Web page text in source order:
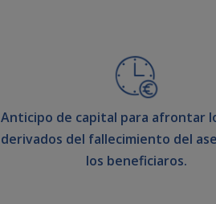
Anticipo de capital para afrontar
derivados del fallecimiento del
los beneficiaros.